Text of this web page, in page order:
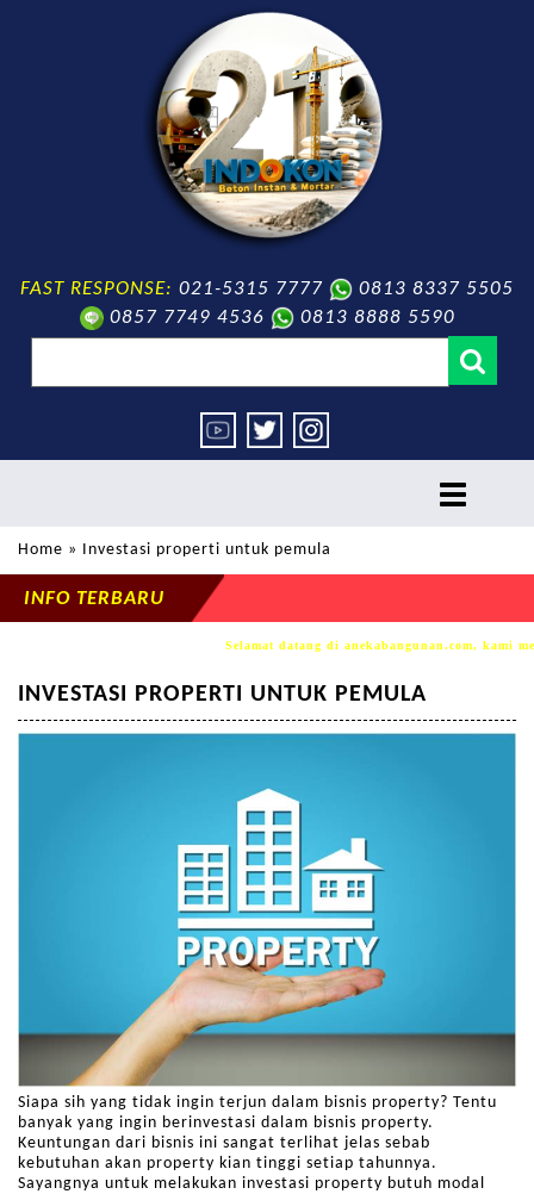
FAST RESPONSE: 021-5315 7777
0813 8337 5505
0857 7749 4536
0813 8888 5590
toggle
Home » Investasi properti untuk pemula
INFO TERBARU
Selamat datang di anekabangunan.com, kami
INVESTASI PROPERTI UNTUK PEMULA
Siapa sih yang tidak ingin terjun dalam bisnis property? Tentu
banyak yang ingin berinvestasi dalam bisnis property.
Keuntungan dari bisnis ini sangat terlihat jelas sebab
kebutuhan akan property kian tinggi setiap tahunnya.
Sayangnya untuk melakukan investasi property butuh modal